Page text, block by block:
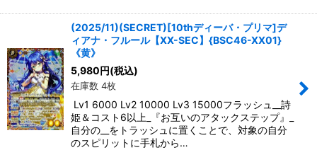
(2025/11)(SECRET)[10thディーバ・プリマ]デ
ィアナ・フルール【XX-SEC】{BSC46-XX01}
《黄》
5,980 円(税込)
在庫数 4枚
Lv1 6000 Lv2 10000 Lv3 15000フラッシュ__詩
姫＆コスト6以上_『お互いのアタックステップ』_
自分の__をトラッシュに置くことで、対象の自分
のスピリットに手札から…